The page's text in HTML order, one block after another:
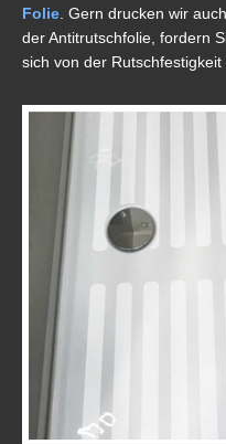
Folie . Gern drucken wir
der Antitrutschfolie, fordern
sich von der Rutschfestigkeit